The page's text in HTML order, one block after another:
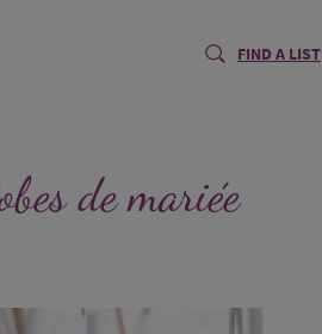
FIND A LIST
de mariée